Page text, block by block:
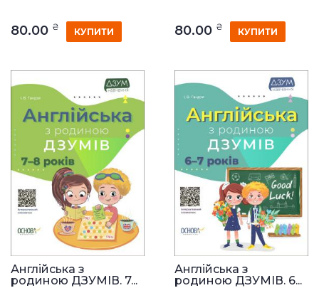
80.00 ₴ КУПИТИ 80.00 ₴ КУПИТИ
Англійська з
родиною ДЗУМІВ. 7...
Англійська з
родиною ДЗУМІВ. 6...